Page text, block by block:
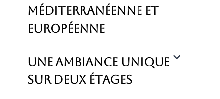
méditerranéenne et
européenne
Une ambiance unique
sur deux étages